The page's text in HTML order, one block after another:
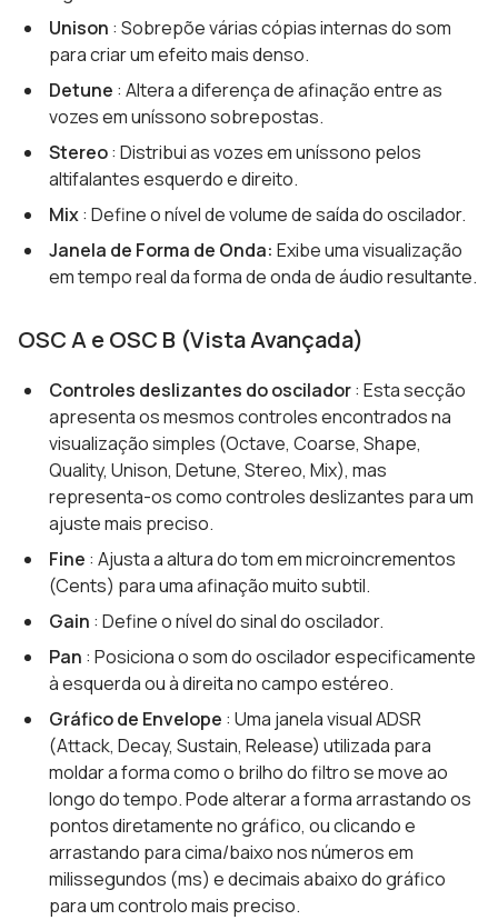
Unison : Sobrepõe várias cópias internas do som
para criar um efeito mais denso.
Detune : Altera a diferença de afinação entre as
vozes em uníssono sobrepostas.
Stereo: Distribui as vozes em uníssono pelos
altifalantes esquerdo e direito.
Mix: Define o nível de volume de saída do oscilador.
Janela de Forma de Onda: Exibe uma visualização
em tempo real da forma de onda de áudio resultante.
OSC A e OSC B (Vista Avançada)
Controles deslizantes do oscilador: Esta secção
apresenta os mesmos controles encontrados na
visualização simples (Octave, Coarse, Shape,
Quality, Unison, Detune, Stereo, Mix), mas
representa-os como controles deslizantes para um
ajuste mais preciso.
Fine : Ajusta a altura do tom em microincrementos
(Cents) para uma afinação muito subtil.
Gain : Define o nível do sinal do oscilador.
Pan : Posiciona o som do oscilador especificamente
à esquerda ou à direita no campo estéreo.
Gráfico de Envelope : Uma janela visual ADSR
(Attack, Decay, Sustain, Release) utilizada para
moldar a forma como o brilho do filtro se move ao
longo do tempo. Pode alterar a forma arrastando os
pontos diretamente no gráfico, ou clicando e
arrastando para cima/baixo nos números em
milissegundos (ms) e decimais abaixo do gráfico
para um controlo mais preciso.